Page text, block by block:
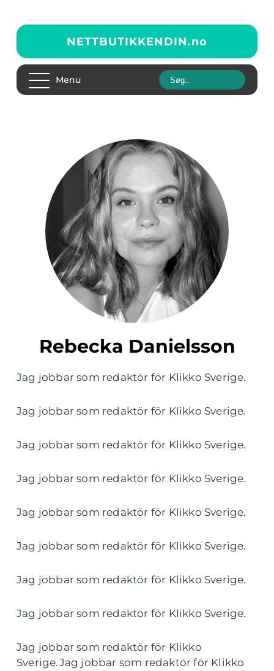
NETTBUTIKKENDIN.no
Menu
Rebecka Danielsson
Jag jobbar som redaktör för Klikko Sverige.
Jag jobbar som redaktör för Klikko Sverige.
Jag jobbar som redaktör för Klikko Sverige.
Jag jobbar som redaktör för Klikko Sverige.
Jag jobbar som redaktör för Klikko Sverige.
Jag jobbar som redaktör för Klikko Sverige.
Jag jobbar som redaktör för Klikko Sverige.
Jag jobbar som redaktör för Klikko Sverige.
Jag jobbar som redaktör för Klikko
Sverige.Jag jobbar som redaktör för Klikko